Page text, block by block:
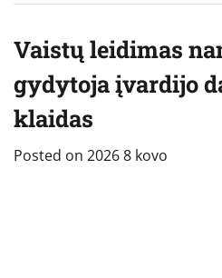
Vaistų leidimas
gydytoja įvardijo
klaidas
Posted on 2026 8 kovo